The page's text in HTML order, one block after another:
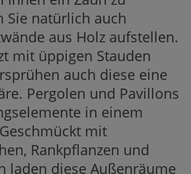
Sie natürlich auch
aus Holz aufstellen.
mit üppigen Stauden
auch diese eine
Pergolen und Pavillons
in einem
mit
Rankpflanzen und
laden diese Außenräume